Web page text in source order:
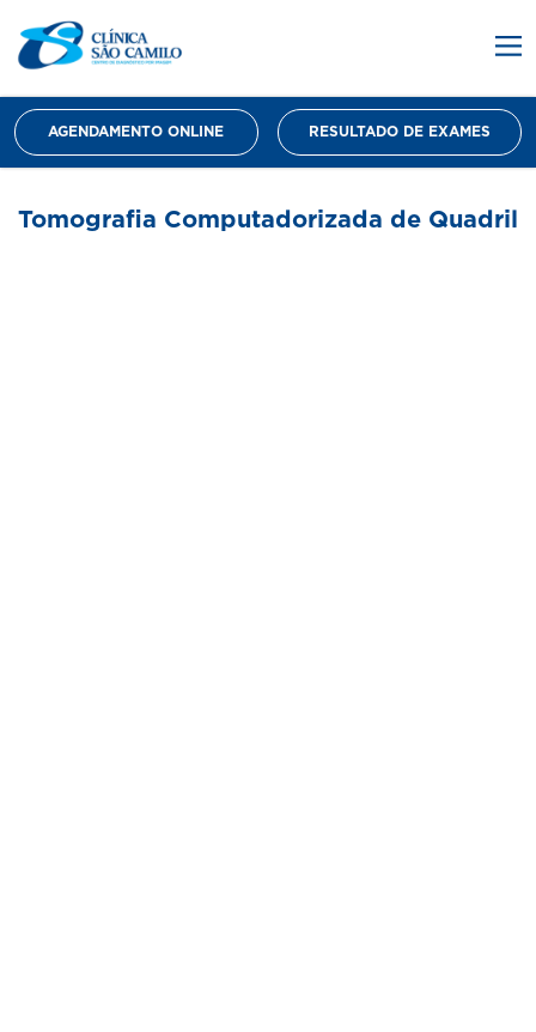
AGENDAMENTO ONLINE RESULTADO DE EXAMES
Tomografia Computadorizada de Quadril